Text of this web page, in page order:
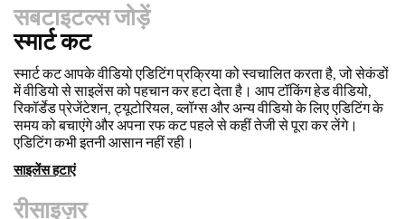
सबटाइटल्स जोड़ें
स्मार्ट कट
रीसाइज़र
वीडियो को तेज़ी से रीपर्पोज करें और हमारी Resize Canvas सुविधा के
साथ उन्हें और अधिक पेशेवर दिखाएं! बस कुछ ही क्लिक्स में, आप एक ही वीडियो
को लेकर इसे हर प्लेटफॉर्म के लिए सही आकार में समायोजित कर सकते हैं, चाहे
वह TikTok, YouTube, Instagram, Twitter, Linkedin या कहीं
और हो।
वीडियो का आकार बदलें